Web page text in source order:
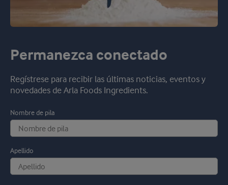
Permanezca conectado
Regístrese para recibir las últimas noticias, eventos y
novedades de Arla Foods Ingredients.
Nombre de pila
Apellido